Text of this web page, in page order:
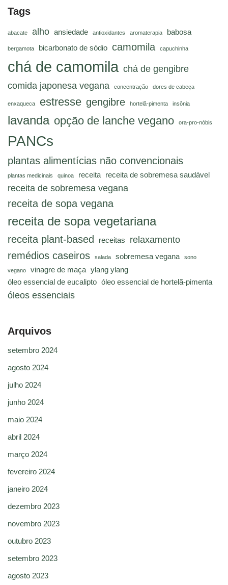
Tags
abacate alho ansiedade antioxidantes aromaterapia babosa
bergamota bicarbonato de sódio camomila capuchinha
chá de camomila chá de gengibre
comida japonesa vegana
concentração dores de cabeça
enxaqueca estresse gengibre hortelã-pimenta insônia
lavanda opção de lanche vegano ora-pro-nóbis
PANCs
plantas alimentícias não convencionais
plantas medicinais quinoa receita receita de sobremesa saudável
receita de sobremesa vegana
receita de sopa vegana
receita de sopa vegetariana
receita plant-based receitas relaxamento
remédios caseiros salada sobremesa vegana sono
vegano vinagre de maça ylang ylang
óleo essencial de eucalipto óleo essencial de hortelã-pimenta
óleos essenciais
Arquivos
setembro 2024
agosto 2024
julho 2024
junho 2024
maio 2024
abril 2024
março 2024
fevereiro 2024
janeiro 2024
dezembro 2023
novembro 2023
outubro 2023
setembro 2023
agosto 2023